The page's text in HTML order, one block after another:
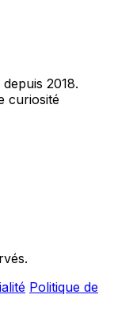
2018.
curiosité
Politique de